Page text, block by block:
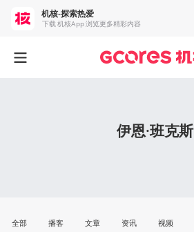
伊恩·班克斯
全部 播客 文章 资讯 视频
机核-探索热爱
下载 机核App 浏览更多精彩内容